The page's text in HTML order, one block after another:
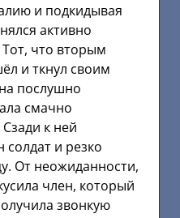
и подкидывая
активно
что вторым
и ткнул своим
послушно
смачно
к ней
и резко
От неожиданности,
член, который
звонкую